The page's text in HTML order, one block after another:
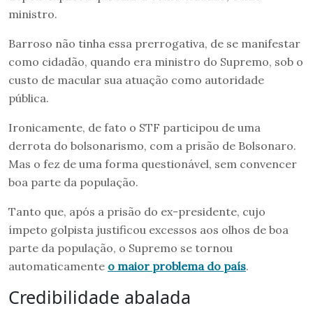
ministro.
Barroso não tinha essa prerrogativa, de se manifestar
como cidadão, quando era ministro do Supremo, sob o
custo de macular sua atuação como autoridade
pública.
Ironicamente, de fato o STF participou de uma
derrota do bolsonarismo, com a prisão de Bolsonaro.
Mas o fez de uma forma questionável, sem convencer
boa parte da população.
Tanto que, após a prisão do ex-presidente, cujo
ímpeto golpista justificou excessos aos olhos de boa
parte da população, o Supremo se tornou
automaticamente o maior problema do país.
Credibilidade abalada